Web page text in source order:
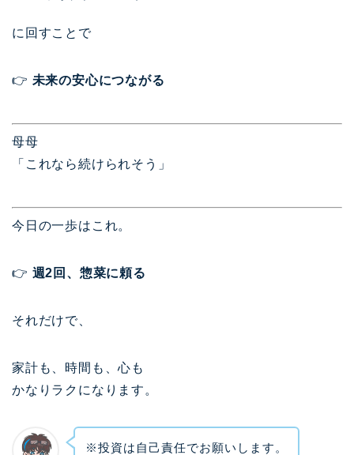
に回すことで
👉 未来の安心につながる
母母
「これなら続けられそう」
今日の一歩はこれ。
👉 週2回、惣菜に頼る
それだけで、
家計も、時間も、心も
かなりラクになります。
※投資は自己責任でお願いします。